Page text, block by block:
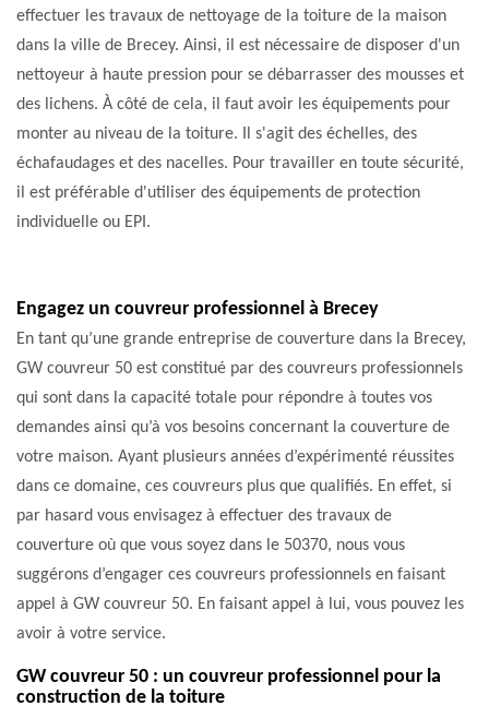
effectuer les travaux de nettoyage de la toiture de la maison
dans la ville de Brecey. Ainsi, il est nécessaire de disposer d'un
nettoyeur à haute pression pour se débarrasser des mousses et
des lichens. À côté de cela, il faut avoir les équipements pour
monter au niveau de la toiture. Il s'agit des échelles, des
échafaudages et des nacelles. Pour travailler en toute sécurité,
il est préférable d'utiliser des équipements de protection
individuelle ou EPI.
Engagez un couvreur professionnel à Brecey
En tant qu’une grande entreprise de couverture dans la Brecey,
GW couvreur 50 est constitué par des couvreurs professionnels
qui sont dans la capacité totale pour répondre à toutes vos
demandes ainsi qu’à vos besoins concernant la couverture de
votre maison. Ayant plusieurs années d’expérimenté réussites
dans ce domaine, ces couvreurs plus que qualifiés. En effet, si
par hasard vous envisagez à effectuer des travaux de
couverture où que vous soyez dans le 50370, nous vous
suggérons d’engager ces couvreurs professionnels en faisant
appel à GW couvreur 50. En faisant appel à lui, vous pouvez les
avoir à votre service.
GW couvreur 50 : un couvreur professionnel pour la
construction de la toiture